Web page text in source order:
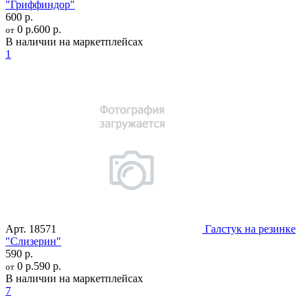
"Гриффиндор"
600 р.
от 0 р.600 р.
В наличии на маркетплейсах
1
Арт. 18571
Галстук на резинке
"Слизерин"
590 р.
от 0 р.590 р.
В наличии на маркетплейсах
7